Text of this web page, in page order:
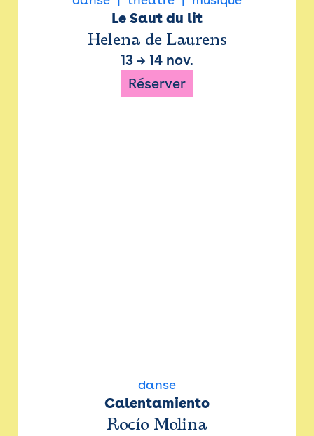
Le Saut du lit
Helena de Laurens
13 → 14 nov.
Réserver
danse
Calentamiento
Rocío Molina